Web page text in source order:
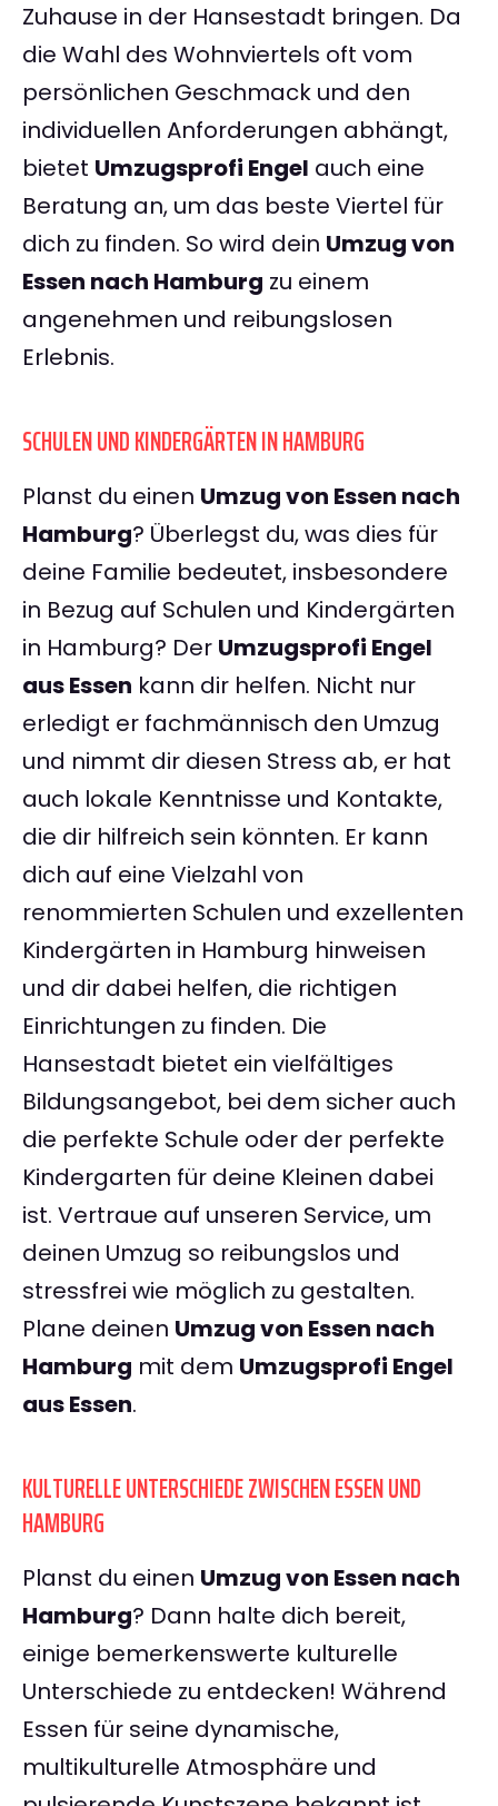
Zuhause in der Hansestadt bringen. Da
die Wahl des Wohnviertels oft vom
persönlichen Geschmack und den
individuellen Anforderungen abhängt,
bietet Umzugsprofi Engel auch eine
Beratung an, um das beste Viertel für
dich zu finden. So wird dein Umzug von
Essen nach Hamburg zu einem
angenehmen und reibungslosen
Erlebnis.
SCHULEN UND KINDERGÄRTEN IN HAMBURG
Planst du einen Umzug von Essen nach
Hamburg? Überlegst du, was dies für
deine Familie bedeutet, insbesondere
in Bezug auf Schulen und Kindergärten
in Hamburg? Der Umzugsprofi Engel
aus Essen kann dir helfen. Nicht nur
erledigt er fachmännisch den Umzug
und nimmt dir diesen Stress ab, er hat
auch lokale Kenntnisse und Kontakte,
die dir hilfreich sein könnten. Er kann
dich auf eine Vielzahl von
renommierten Schulen und exzellenten
Kindergärten in Hamburg hinweisen
und dir dabei helfen, die richtigen
Einrichtungen zu finden. Die
Hansestadt bietet ein vielfältiges
Bildungsangebot, bei dem sicher auch
die perfekte Schule oder der perfekte
Kindergarten für deine Kleinen dabei
ist. Vertraue auf unseren Service, um
deinen Umzug so reibungslos und
stressfrei wie möglich zu gestalten.
Plane deinen Umzug von Essen nach
Hamburg mit dem Umzugsprofi Engel
aus Essen.
KULTURELLE UNTERSCHIEDE ZWISCHEN ESSEN UND
HAMBURG
Planst du einen Umzug von Essen nach
Hamburg? Dann halte dich bereit,
einige bemerkenswerte kulturelle
Unterschiede zu entdecken! Während
Essen für seine dynamische,
multikulturelle Atmosphäre und